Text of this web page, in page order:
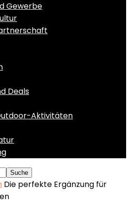
Gewerbe
Deals
Aktivitäten
Die perfekte Ergänzung für